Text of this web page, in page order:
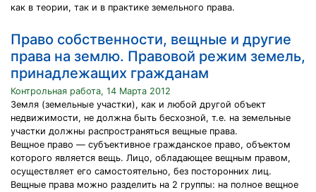
как в теории, так и в практике земельного права.
Право собственности, вещные и другие
права на землю. Правовой режим земель,
принадлежащих гражданам
Контрольная работа, 14 Марта 2012
Земля (земельные участки), как и любой другой объект
недвижимости, не должна быть бесхозной, т.е. на земельные
участки должны распростра­няться вещные права.
Вещное право — субъективное гражданское право, объектом
которого явля­ется вещь. Лицо, обладающее вещным правом,
осуществляет его самостоя­тельно, без посторонних лиц.
Вещные права можно разделить на 2 группы: на полное вещное